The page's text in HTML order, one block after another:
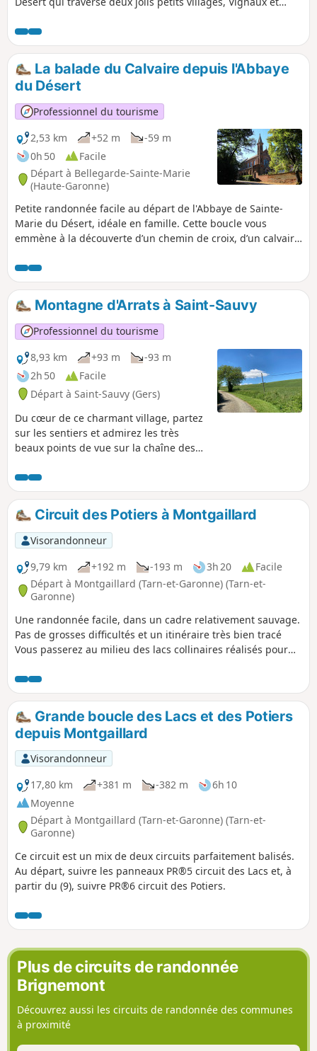
La balade du Calvaire depuis l'Abbaye
du Désert
Professionnel du tourisme
2,53 km
+52 m
-59 m
0h 50
Facile
Départ à Bellegarde-Sainte-Marie
(Haute-Garonne)
Petite randonnée facile au départ de l'Abbaye de Sainte-
Marie du Désert, idéale en famille. Cette boucle vous
emmène à la découverte d’un chemin de croix, d’un calvaire
d’une chapelle de pèlerinage. Un parcours court, varié et
ressourçant.
Montagne d'Arrats à Saint-Sauvy
Professionnel du tourisme
8,93 km
+93 m
-93 m
2h 50
Facile
Départ à Saint-Sauvy (Gers)
Du cœur de ce charmant village, partez
sur les sentiers et admirez les très
beaux points de vue sur la chaîne des
particulièrement votre attention.
Circuit des Potiers à Montgaillard
Visorandonneur
9,79 km
+192 m -193 m 3h 20
Facile
Départ à Montgaillard (Tarn-et-Garonne) (Tarn-et-
Garonne)
Une randonnée facile, dans un cadre relativement sauvage.
Pas de grosses difficultés et un itinéraire très bien tracé
Vous passerez au milieu des lacs collinaires réalisés pour
Grande boucle des Lacs et des Potiers
depuis Montgaillard
Visorandonneur
17,80 km
+381 m -382 m
6h 10
Moyenne
Départ à Montgaillard (Tarn-et-Garonne) (Tarn-et-
Garonne)
Ce circuit est un mix de deux circuits parfaitement balisés.
Au départ, suivre les panneaux PR®5 circuit des Lacs et, à
partir du (9), suivre PR®6 circuit des Potiers.
Plus de circuits de randonnée
Brignemont
Découvrez aussi les circuits de randonnée des communes
à proximité